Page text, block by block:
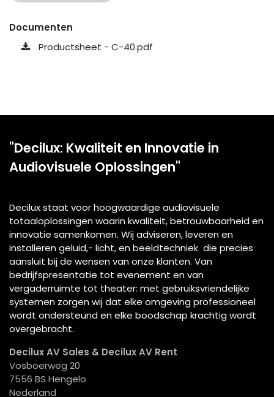
Documenten
Productsheet - C-40.pdf
"Decilux: Kwaliteit en Innovatie in
Audiovisuele Oplossingen"
Decilux staat voor hoogwaardige audiovisuele
totaaloplossingen waarin kwaliteit, betrouwbaarheid en
innovatie samenkomen. Wij adviseren, leveren en
installeren geluid,- licht, en beeldtechniek die precies
aansluit bij de wensen van onze klanten. Van
bedrijfspresentatie tot evenement en van
vergaderruimte tot theater: met gebruiksvriendelijke
systemen zorgen wij dat elke omgeving professioneel
wordt ondersteund en elke boodschap krachtig wordt
overgebracht.
Decilux AV Sales & Decilux AV Rent
Vosboerweg 20
7556 BS Hengelo
Nederland